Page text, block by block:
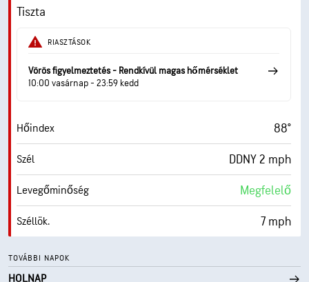
Harmatppont
AccuLumen Brightness Index™
Felhőtakaró
Felhőalap 30000 láb
Tiszta
RIASZTÁSOK
Vörös figyelmeztetés - Rendkívül magas hőmérséklet
10:00 vasárnap - 23:59 kedd
Hőindex 88°
Szél DDNY 2 mph
Levegőminőség Megfelelő
Széllök. 7 mph
Páratart.
TOVÁBBI NAPOK
HOLNAP